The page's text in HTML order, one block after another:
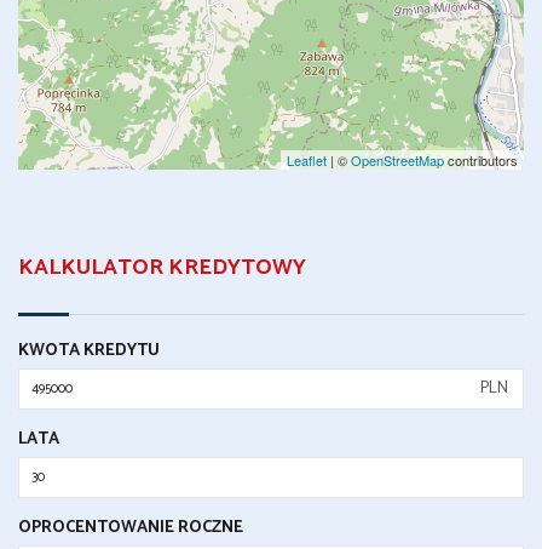
Leaflet | ©OpenStreetMapcontributors
KALKULATOR KREDYTOWY
KWOTA KREDYTU
PLN
LATA
OPROCENTOWANIE ROCZNE